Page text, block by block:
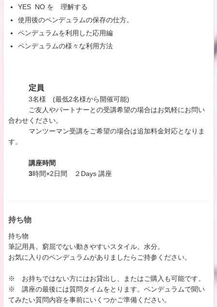
YES NO を 理解する
使用後のペンデュラムの保存の仕方。
ペンデュラムを利用した応用編
ペンデュラムの様々な利用方法
定員
3名様 (最低2名様から開催可能)
ご友人やパートナーとの受講希望の場合はお気軽にお問い
合わせください。
マンツーマン受講をご希望の場合は追加料金対応となりま
す。
講座時間
3時間×2日間 ２Days 講座
持ち物
​持ち物
筆記用具。窮屈でない動きやすいスタイル。水分。
お気に入りのペンデュラムがありましたらご持参ください。
※ お持ちではない方にはお貸出し、またはご購入も可能です。
​※ 講座の最後には質問タイムをとります。ペンデュラムで聞い
てみたい質問内容を事前にいくつかご準備ください。